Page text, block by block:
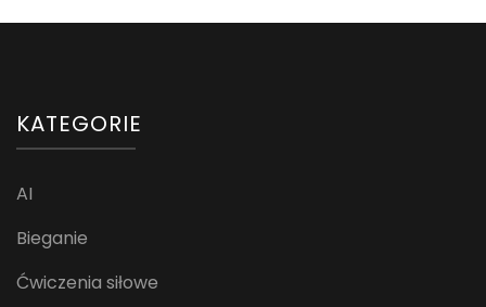
KATEGORIE
AI
Bieganie
Ćwiczenia siłowe